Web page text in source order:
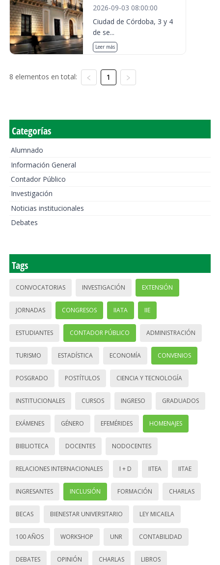
2026-09-03 08:00:00
Ciudad de Córdoba, 3 y 4
de se...
Leer más
8 elementos en total: 1
Categorías
Alumnado
Información General
Contador Público
Investigación
Noticias institucionales
Debates
Tags
CONVOCATORIAS INVESTIGACIÓN EXTENSIÓN
JORNADAS CONGRESOS IIATA IIE
ESTUDIANTES CONTADOR PÚBLICO ADMINISTRACIÓN
TURISMO ESTADÍSTICA ECONOMÍA CONVENIOS
POSGRADO POSTÍTULOS CIENCIA Y TECNOLOGÍA
INSTITUCIONALES CURSOS INGRESO GRADUADOS
EXÁMENES GÉNERO EFEMÉRIDES HOMENAJES
BIBLIOTECA DOCENTES NODOCENTES
RELACIONES INTERNACIONALES I + D IITEA IITAE
INGRESANTES INCLUSIÓN FORMACIÓN CHARLAS
BECAS BIENESTAR UNIVERSITARIO LEY MICAELA
100 AÑOS WORKSHOP UNR CONTABILIDAD
DEBATES OPINIÓN CHARLAS LIBROS